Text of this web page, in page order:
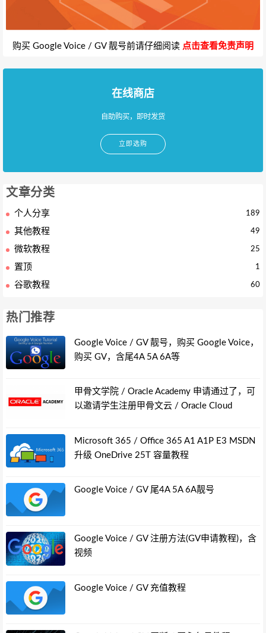
购买 Google Voice / GV 靓号前请仔细阅读 点击查看免责声明
在线商店
自助购买，即时发货
立即选购
文章分类
个人分享 189
其他教程 49
微软教程 25
置顶 1
谷歌教程 60
热门推荐
Google Voice / GV 靓号，购买 Google Voice，
购买 GV，含尾4A 5A 6A等
甲骨文学院 / Oracle Academy 申请通过了，可
以邀请学生注册甲骨文云 / Oracle Cloud
Microsoft 365 / Office 365 A1 A1P E3 MSDN
升级 OneDrive 25T 容量教程
Google Voice / GV 尾4A 5A 6A靓号
Google Voice / GV 注册方法(GV申请教程)，含
视频
Google Voice / GV 充值教程